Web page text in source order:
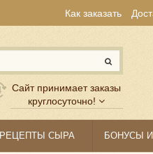
Как заказать
Сайт принимает заказы
круглосуточно!
РЕЦЕПТЫ СЫРА БОНУСЫ